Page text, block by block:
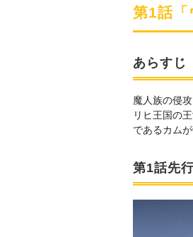
第1話「
あらすじ
魔人族の侵
リヒ王国の
であるカム
第1話先